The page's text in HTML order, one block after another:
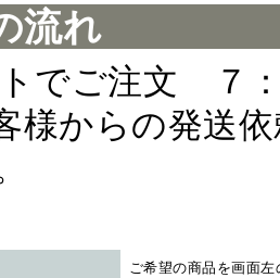
流れ
でご注文 ７
からの発送
ご希望の商品を画面